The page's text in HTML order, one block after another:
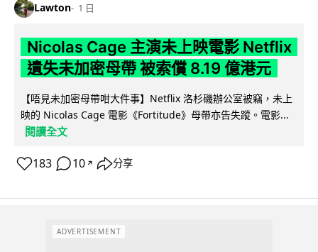
Lawton 1 日
Nicolas Cage 主演未上映電影 Netflix
遺失未加密母帶 被索償 8.19 億港元
【唔見未加密母帶咁大件事】Netflix 洛杉磯辦公室被竊，未上
映的 Nicolas Cage 電影《Fortitude》母帶亦告失蹤。電影...
閱讀全文
183 10 ↗ 分享
ADVERTISEMENT